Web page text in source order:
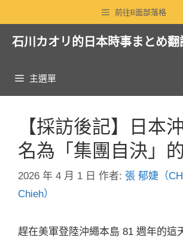
至
前往B面部落格
石川カオリ的日本時事まとめ翻
主選單
【採訪後記】日本
名為「集團自決」
2026 年 4 月 1 日 作者: 張 郁婕（
Chieh）
趕在美軍登陸沖繩本島 81 週年的這